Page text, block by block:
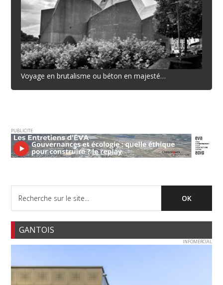
Voyage en brutalisme ou béton en majesté…
PUBLICITE
GANTOIS
INFOMERCIAL